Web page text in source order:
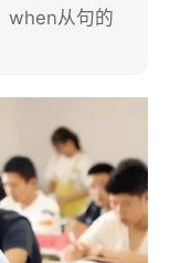
when从句的